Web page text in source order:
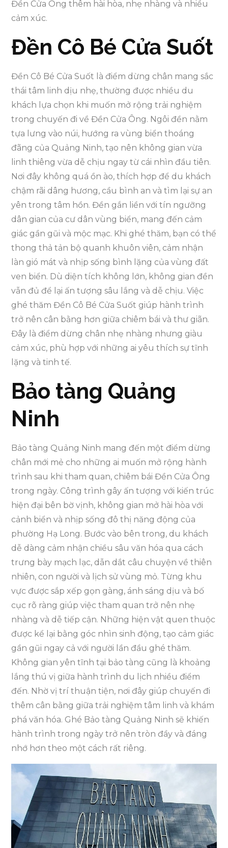
Đền Cửa Ông thêm hài hòa, nhẹ nhàng và nhiều
cảm xúc.
Đền Cô Bé Cửa Suốt
Đền Cô Bé Cửa Suốt là điểm dừng chân mang sắc
thái tâm linh dịu nhẹ, thường được nhiều du
khách lựa chọn khi muốn mở rộng trải nghiệm
trong chuyến đi về Đền Cửa Ông. Ngôi đền nằm
tựa lưng vào núi, hướng ra vùng biển thoáng
đãng của Quảng Ninh, tạo nên không gian vừa
linh thiêng vừa dễ chịu ngay từ cái nhìn đầu tiên.
Nơi đây không quá ồn ào, thích hợp để du khách
chậm rãi dâng hương, cầu bình an và tìm lại sự an
yên trong tâm hồn. Đền gắn liền với tín ngưỡng
dân gian của cư dân vùng biển, mang đến cảm
giác gần gũi và mộc mạc. Khi ghé thăm, bạn có thể
thong thả tản bộ quanh khuôn viên, cảm nhận
làn gió mát và nhịp sống bình lặng của vùng đất
ven biển. Dù diện tích không lớn, không gian đền
vẫn đủ để lại ấn tượng sâu lắng và dễ chịu. Việc
ghé thăm Đền Cô Bé Cửa Suốt giúp hành trình
trở nên cân bằng hơn giữa chiêm bái và thư giãn.
Đây là điểm dừng chân nhẹ nhàng nhưng giàu
cảm xúc, phù hợp với những ai yêu thích sự tĩnh
lặng và tinh tế.
Bảo tàng Quảng
Ninh
Bảo tàng Quảng Ninh mang đến một điểm dừng
chân mới mẻ cho những ai muốn mở rộng hành
trình sau khi tham quan, chiêm bái Đền Cửa Ông
trong ngày. Công trình gây ấn tượng với kiến trúc
hiện đại bên bờ vịnh, không gian mở hài hòa với
cảnh biển và nhịp sống đô thị năng động của
phường Hạ Long. Bước vào bên trong, du khách
dễ dàng cảm nhận chiều sâu văn hóa qua cách
trưng bày mạch lạc, dẫn dắt câu chuyện về thiên
nhiên, con người và lịch sử vùng mỏ. Từng khu
vực được sắp xếp gọn gàng, ánh sáng dịu và bố
cục rõ ràng giúp việc tham quan trở nên nhẹ
nhàng và dễ tiếp cận. Những hiện vật quen thuộc
được kể lại bằng góc nhìn sinh động, tạo cảm giác
gần gũi ngay cả với người lần đầu ghé thăm.
Không gian yên tĩnh tại bảo tàng cũng là khoảng
lắng thú vị giữa hành trình du lịch nhiều điểm
đến. Nhờ vị trí thuận tiện, nơi đây giúp chuyến đi
thêm cân bằng giữa trải nghiệm tâm linh và khám
phá văn hóa. Ghé Bảo tàng Quảng Ninh sẽ khiến
hành trình trong ngày trở nên tròn đầy và đáng
nhớ hơn theo một cách rất riêng.